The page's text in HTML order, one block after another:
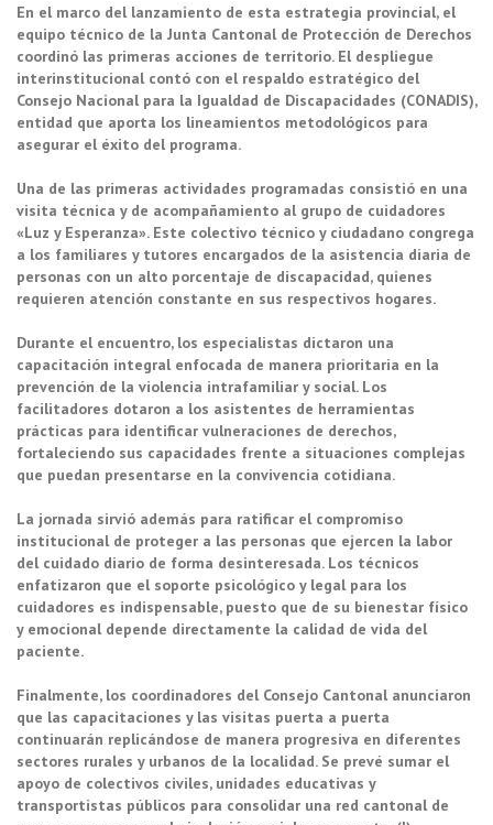
En el marco del lanzamiento de esta estrategia provincial, el
equipo técnico de la Junta Cantonal de Protección de Derechos
coordinó las primeras acciones de territorio. El despliegue
interinstitucional contó con el respaldo estratégico del
Consejo Nacional para la Igualdad de Discapacidades (CONADIS),
entidad que aporta los lineamientos metodológicos para
asegurar el éxito del programa.
Una de las primeras actividades programadas consistió en una
visita técnica y de acompañamiento al grupo de cuidadores
«Luz y Esperanza». Este colectivo técnico y ciudadano congrega
a los familiares y tutores encargados de la asistencia diaria de
personas con un alto porcentaje de discapacidad, quienes
requieren atención constante en sus respectivos hogares.
Durante el encuentro, los especialistas dictaron una
capacitación integral enfocada de manera prioritaria en la
prevención de la violencia intrafamiliar y social. Los
facilitadores dotaron a los asistentes de herramientas
prácticas para identificar vulneraciones de derechos,
fortaleciendo sus capacidades frente a situaciones complejas
que puedan presentarse en la convivencia cotidiana.
La jornada sirvió además para ratificar el compromiso
institucional de proteger a las personas que ejercen la labor
del cuidado diario de forma desinteresada. Los técnicos
enfatizaron que el soporte psicológico y legal para los
cuidadores es indispensable, puesto que de su bienestar físico
y emocional depende directamente la calidad de vida del
paciente.
Finalmente, los coordinadores del Consejo Cantonal anunciaron
que las capacitaciones y las visitas puerta a puerta
continuarán replicándose de manera progresiva en diferentes
sectores rurales y urbanos de la localidad. Se prevé sumar el
apoyo de colectivos civiles, unidades educativas y
transportistas públicos para consolidar una red cantonal de